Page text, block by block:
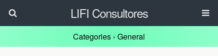
LIFI Consultores
Categories › General